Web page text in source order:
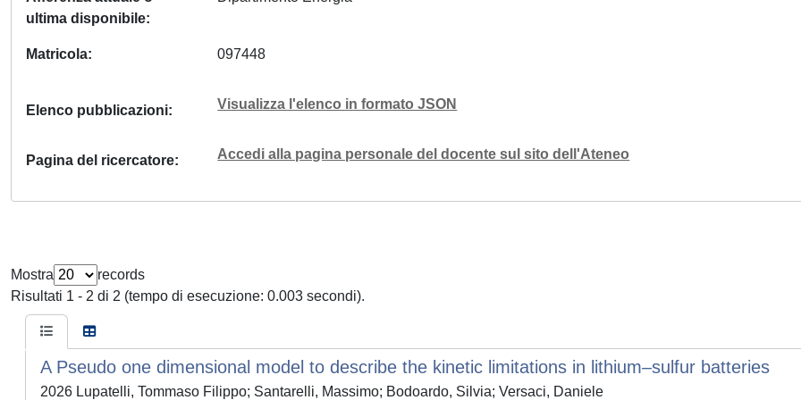
ultima disponibile
Matricola 097448
Elenco pubblicazioni Visualizza l'elenco in formato JSON
Pagina del ricercatore Accedi alla pagina personale del docente sul sito dell'Ateneo
Mostra
records
Risultati 1 - 2 di 2 (tempo di esecuzione: 0.003 secondi).
A Pseudo one dimensional model to describe the kinetic limitations in lithium–sulfur batteries
2026 Lupatelli, Tommaso Filippo; Santarelli, Massimo; Bodoardo, Silvia; Versaci, Daniele